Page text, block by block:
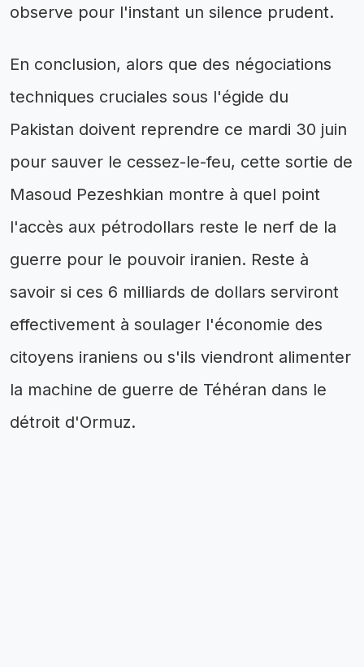
observe pour l'instant un silence prudent.
En conclusion, alors que des négociations
techniques cruciales sous l'égide du
Pakistan doivent reprendre ce mardi 30 juin
pour sauver le cessez-le-feu, cette sortie de
Masoud Pezeshkian montre à quel point
l'accès aux pétrodollars reste le nerf de la
guerre pour le pouvoir iranien. Reste à
savoir si ces 6 milliards de dollars serviront
effectivement à soulager l'économie des
citoyens iraniens ou s'ils viendront alimenter
la machine de guerre de Téhéran dans le
détroit d'Ormuz.